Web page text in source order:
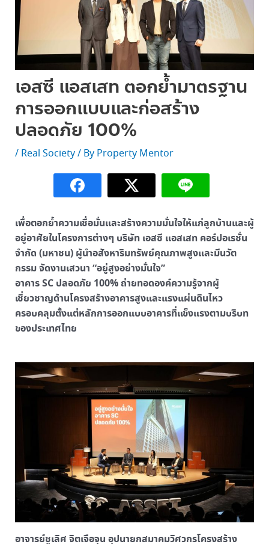
เอสซี แอสเสท ตอกย้ำมาตรฐาน
การออกแบบและก่อสร้าง
ปลอดภัย 100%
/ Real Society/ By Property Mentor
เพื่อตอกย้ำความเชื่อมั่นและสร้างความมั่นใจให้แก่ลูกบ้านและผู้
อยู่อาศัยในโครงการต่างๆ บริษัท เอสซี แอสเสท คอร์ปอเรชั่น
จำกัด (มหาชน) ผู้นำอสังหาริมทรัพย์คุณภาพสูงและมีนวัต
กรรม จัดงานเสวนา “อยู่สูงอย่างมั่นใจ”
อาคาร SC ปลอดภัย 100% ถ่ายทอดองค์ความรู้จากผู้
เชี่ยวชาญด้านโครงสร้างอาคารสูงและแรงแผ่นดินไหว
ครอบคลุมตั้งแต่หลักการออกแบบอาคารที่แข็งแรงตามบริบท
ของประเทศไทย
อาจารย์ชูเลิศ จิตเจือจุน อุปนายกสมาคมวิศวกรโครงสร้าง